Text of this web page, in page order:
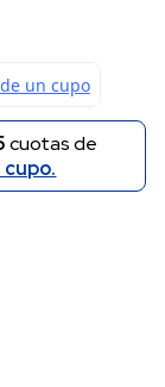
cuotas de